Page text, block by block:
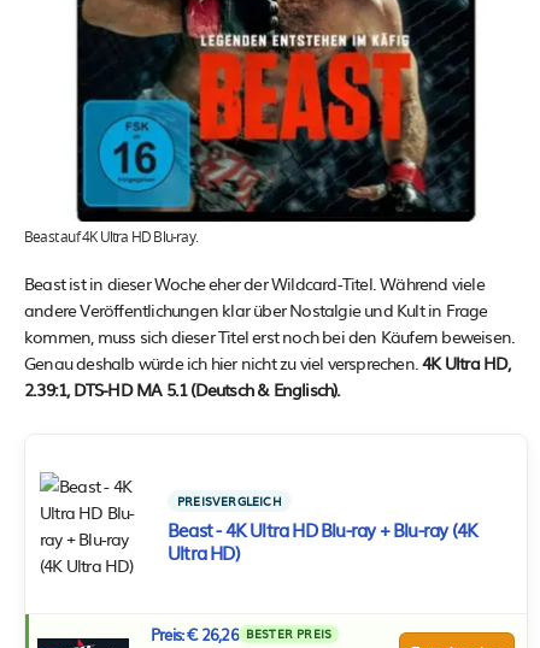
Beast auf 4K Ultra HD Blu-ray.
Beast ist in dieser Woche eher der Wildcard-Titel. Während viele
andere Veröffentlichungen klar über Nostalgie und Kult in Frage
kommen, muss sich dieser Titel erst noch bei den Käufern beweisen.
Genau deshalb würde ich hier nicht zu viel versprechen.4K Ultra HD,
2.39:1, DTS-HD MA 5.1 (Deutsch & Englisch).
PREISVERGLEICH
Beast - 4K Ultra HD Blu-ray + Blu-ray (4K
Ultra HD)
Preis: € 26,26 BESTER PREIS